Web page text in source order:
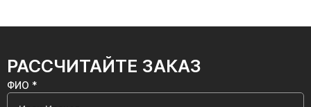
РАССЧИТАЙТЕ ЗАКАЗ
ФИО *